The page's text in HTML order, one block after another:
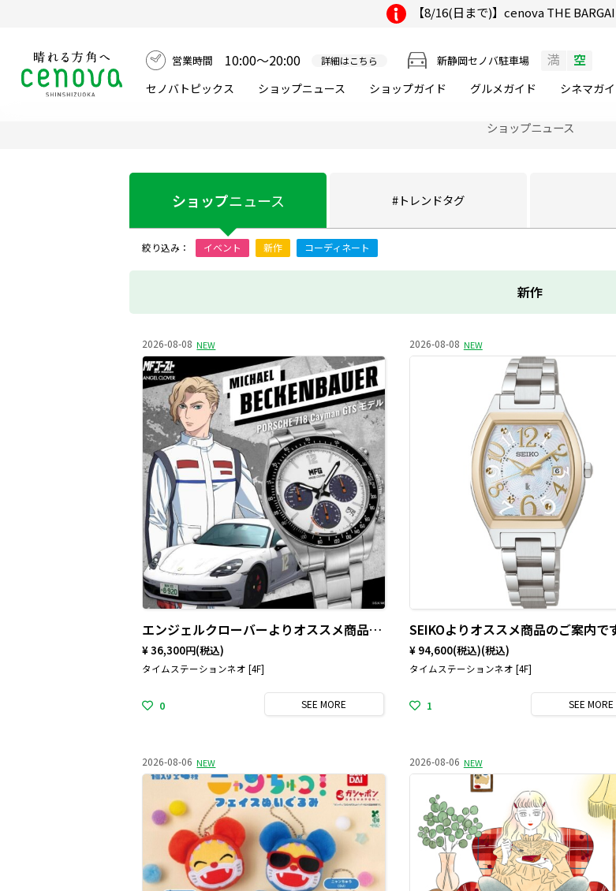
【8/16(日まで)】cenova THE
営業時間 10:00～20:00 詳細はこちら 新静岡セノバ駐車場 満 空
セノバトピックス ショップニュース ショップガイド グルメガイド シネマガ
ショップニュース
ショップニュース #トレンドタグ
絞り込み： イベント 新作 コーディネート
新作
2026-08-08 NEW
エンジェルクローバーよりオススメ商品のご案内です！
¥ 36,300円(税込)
タイムステーションネオ [4F]
0 SEEMORE
2026-08-08 NEW
SEIKOよりオススメ商品のご案内で
¥ 94,600(税込)(税込)
タイムステーションネオ [4F]
1 SEE MORE
2026-08-06 NEW 2026-08-06 NEW